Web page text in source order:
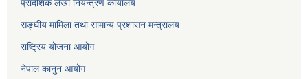
प्रादेशिक लेखा नियन्त्रण कार्यालय
सङ्‍घीय मामिला तथा सामान्य प्रशासन मन्त्रालय
राष्ट्रिय योजना आयोग
नेपाल कानुन आयोग